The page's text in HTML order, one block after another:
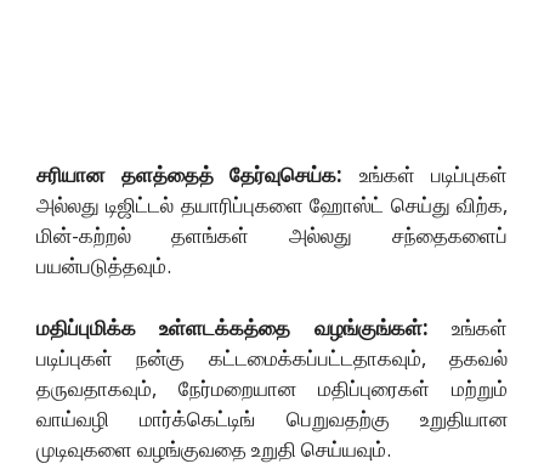
சரியான தளத்தைத் தேர்வுசெய்க: உங்கள் படிப்புகள்
அல்லது டிஜிட்டல் தயாரிப்புகளை ஹோஸ்ட் செய்து விற்க,
மின்-கற்றல் தளங்கள் அல்லது சந்தைகளைப்
பயன்படுத்தவும்.
மதிப்புமிக்க உள்ளடக்கத்தை வழங்குங்கள்: உங்கள்
படிப்புகள் நன்கு கட்டமைக்கப்பட்டதாகவும், தகவல்
தருவதாகவும், நேர்மறையான மதிப்புரைகள் மற்றும்
வாய்வழி மார்க்கெட்டிங் பெறுவதற்கு உறுதியான
முடிவுகளை வழங்குவதை உறுதி செய்யவும்.